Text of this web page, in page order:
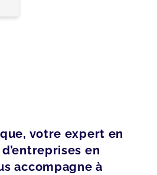
votre expert en
en
accompagne à